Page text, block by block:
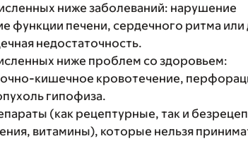
ниже заболеваний: нарушение
функции печени, сердечного ритма или
недостаточность.
ниже проблем со здоровьем:
кишечное кровотечение,
гипофиза.
(как рецептурные, так и
витамины), которые нельзя